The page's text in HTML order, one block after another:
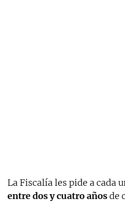
La Fiscalía les pide a cada
entre dos y cuatro añosde